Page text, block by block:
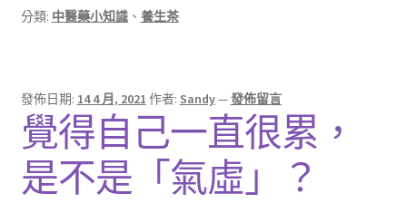
分類: 中醫藥小知識、 養生茶
發佈日期: 14 4 月, 2021 作者: Sandy—發佈留言
覺得自己一直很累，
是不是「氣虛」？